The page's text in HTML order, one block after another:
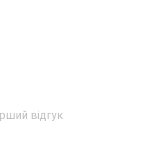
відгук